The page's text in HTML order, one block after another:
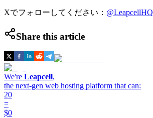
Xでフォローしてください： @LeapcellHQ
Share this article
We're Leapcell,
the next-gen web hosting platform that can:
20
=
$0